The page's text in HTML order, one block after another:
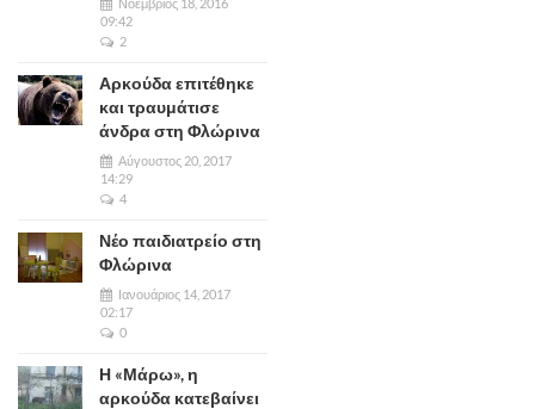
09:42
2
Αρκούδα επιτέθηκε
και τραυμάτισε
άνδρα στη Φλώρινα
Αύγουστος 20, 2017
14:29
4
Νέο παιδιατρείο στη
Φλώρινα
Ιανουάριος 14, 2017
02:17
0
Η «Μάρω», η
αρκούδα κατεβαίνει